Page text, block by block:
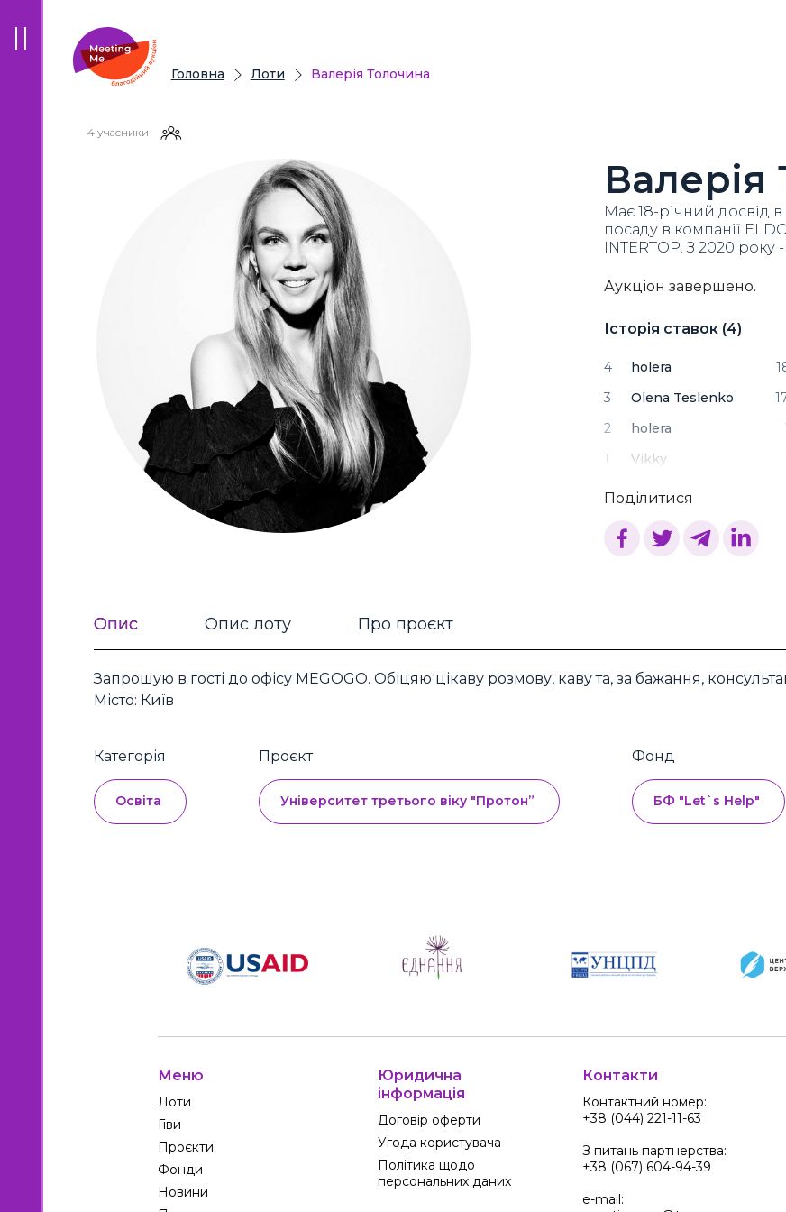
Головна Лоти Валерія Толочина
4 учасники
Валерія
Має 18-річний досвід
посаду в компанії
INTERTOP. З 2020
Аукціон завершено.
Історія ставок (4)
4 holera
3
Olena Teslenko
2
holera
1
Vikky
Поділитися
Опис Опис лоту Про проєкт
Запрошую в гості до офісу MEGOGO. Обіцяю цікаву розмову, каву та, за бажання,
Місто: Київ
Категорія
Освіта
Проєкт
Університет третього віку "Протон”
Фонд
БФ "Let`s Help"
Меню
Лоти
Гіви
Проєкти
Фонди
Новини
Юридична
інформація
Договір оферти
Угода користувача
Політика щодо
персональних даних
Контакти
Контактний номер:
+38 (044) 221-11-63
З питань партнерства:
+38 (067) 604-94-39
e-mail: